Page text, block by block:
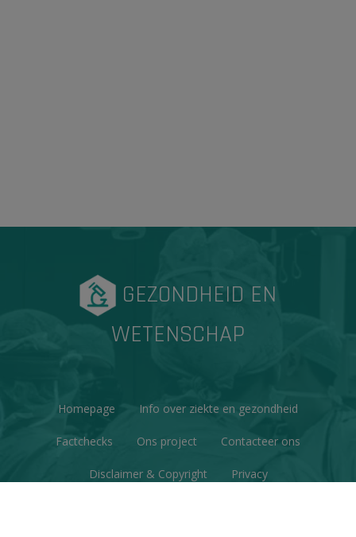
GEZONDHEID EN
WETENSCHAP
Homepage Info over ziekte en gezondheid
Factchecks Ons project Contacteer ons
Disclaimer & Copyright Privacy